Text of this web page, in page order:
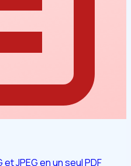
JPEG en un seul PDF